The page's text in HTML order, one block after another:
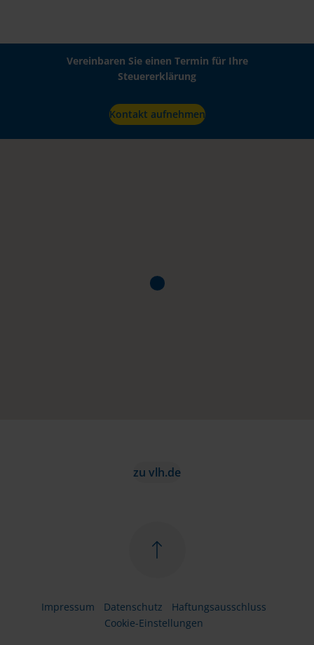
Vereinbaren Sie einen Termin für Ihre
Steuererklärung
Kontakt aufnehmen
zu vlh.de
Impressum Datenschutz
Haftungsausschluss
Cookie-Einstellungen